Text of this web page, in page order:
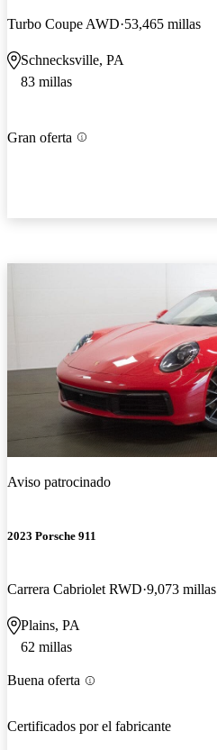
Turbo Coupe AWD 53,465 millas
Schnecksville, PA
83 millas
Gran oferta
Aviso patrocinado
2023 Porsche 911
Carrera Cabriolet RWD 9,073 millas
Plains, PA
62 millas
Buena oferta
Certificados por el fabricante